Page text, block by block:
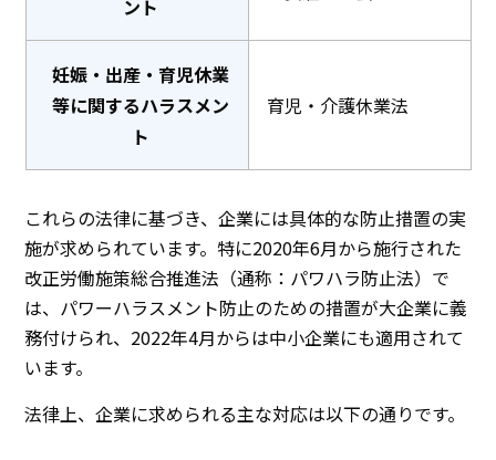
ント
妊娠・出産・育児休業
等に関するハラスメン
ト
育児・介護休業法
これらの法律に基づき、企業には具体的な防止措置の実
施が求められています。特に2020年6月から施行された
改正労働施策総合推進法（通称：パワハラ防止法）で
は、パワーハラスメント防止のための措置が大企業に義
務付けられ、2022年4月からは中小企業にも適用されて
います。
法律上、企業に求められる主な対応は以下の通りです。